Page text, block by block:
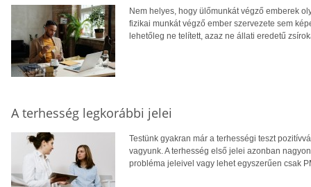
Nem helyes, hogy ülőmunkát végző emberek
fizikai munkát végző ember szervezete sem
lehetőleg ne telített, azaz ne állati eredetű
A terhesség legkorábbi jelei
Testünk gyakran már a terhességi teszt
vagyunk. A terhesség első jelei azonban
probléma jeleivel vagy lehet egyszerűen csak